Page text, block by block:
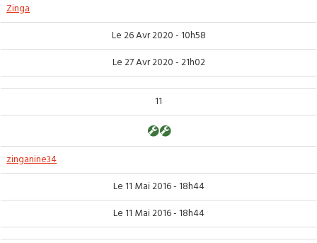
Zinga
Le 26 Avr 2020 - 10h58
Le 27 Avr 2020 - 21h02
11
zinganine34
Le 11 Mai 2016 - 18h44
Le 11 Mai 2016 - 18h44